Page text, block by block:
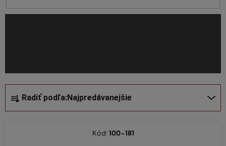
a
d
Radiť podľa:Najpredávanejšie
d
v
Kód:100-181